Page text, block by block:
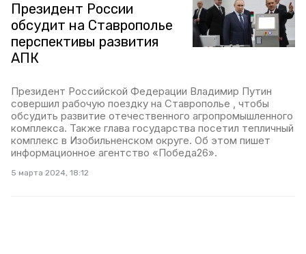
Президент России
обсудит на Ставрополье
перспективы развития
АПК
Президент Российской Федерации Владимир Путин
совершил рабочую поездку на Ставрополье , чтобы
обсудить развитие отечественного агропромышленного
комплекса. Также глава государства посетил тепличный
комплекс в Изобильненском округе. Об этом пишет
информационное агентство «Победа26».
5 марта 2024, 18:12